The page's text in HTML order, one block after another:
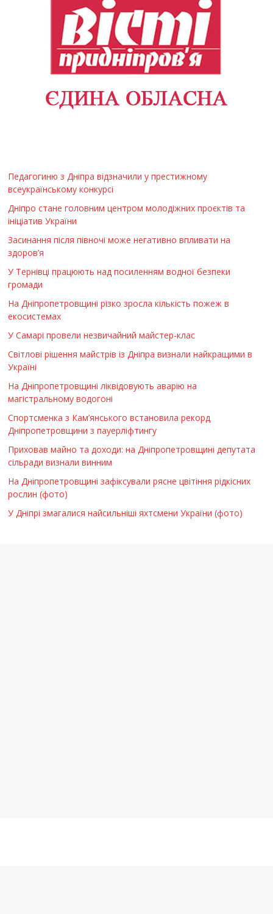
Педагогиню з Дніпра відзначили у престижному
всеукраїнському конкурсі
Дніпро стане головним центром молодіжних проєктів та
ініціатив України
Засинання після півночі може негативно впливати на
здоров’я
У Тернівці працюють над посиленням водної безпеки
громади
На Дніпропетровщині різко зросла кількість пожеж в
екосистемах
У Самарі провели незвичайний майстер-клас
Світлові рішення майстрів із Дніпра визнали найкращими в
Україні
На Дніпропетровщині ліквідовують аварію на
магістральному водогоні
Спортсменка з Кам’янського встановила рекорд
Дніпропетровщини з пауерліфтингу
Приховав майно та доходи: на Дніпропетровщині депутата
сільради визнали винним
На Дніпропетровщині зафіксували рясне цвітіння рідкісних
рослин (фото)
У Дніпрі змагалися найсильніші яхтсмени України (фото)